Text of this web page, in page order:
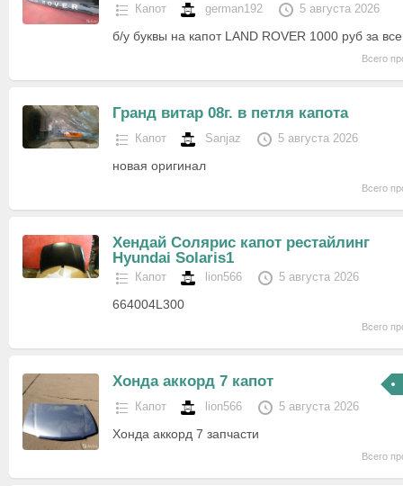
Капот german192 5 августа 2026
б/у буквы на капот LAND ROVER 1000 руб за все
Всего
Гранд витар 08г. в петля капота
Капот Sanjaz 5 августа 2026
новая оригинал
Всего
Хендай Солярис капот рестайлинг
Hyundai Solaris1
Капот lion566 5 августа 2026
664004L300
Всего
Хонда аккорд 7 капот
Капот lion566 5 августа 2026
Хонда аккорд 7 запчасти
Всего